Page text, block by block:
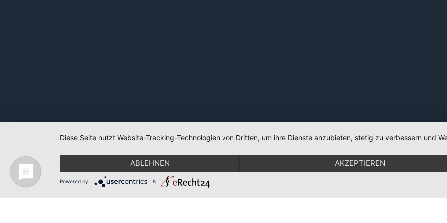
Diese Seite nutzt Website-Tracking-Technologien von Dritten, um ihre Dienste anzubieten, stetig zu verbessern und
ABLEHNEN AKZEPTIEREN
Powered by &